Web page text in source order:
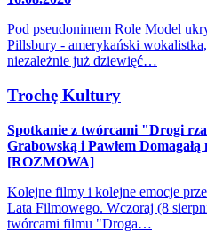
Pod pseudonimem Role Model
Pillsbury - amerykański
niezależnie już dziewięć…
Trochę Kultury
Spotkanie z twórcami "Drogi
Grabowską i Pawłem
[ROZMOWA]
Kolejne filmy i kolejne emocje
Lata Filmowego. Wczoraj (8
twórcami filmu "Droga…